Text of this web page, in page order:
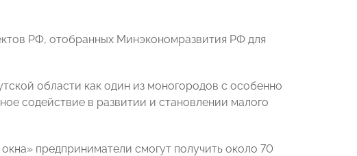
РФ, отобранных Минэкономразвития РФ для
области как один из моногородов с особенно
содействие в развитии и становлении малого
предприниматели смогут получить около 70